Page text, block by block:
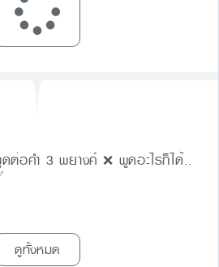
ต่อคำ 3 พยางค์ ❌ พูดอะไรก็ได้..
ดูทั้งหมด